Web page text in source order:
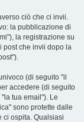
ciò che ci invii.
la pubblicazione di
la registrazione su
post che invii dopo la
(di seguito "il
accedere (di seguito
tua email"). Le
sono protette dalle
ci ospita. Qualsiasi